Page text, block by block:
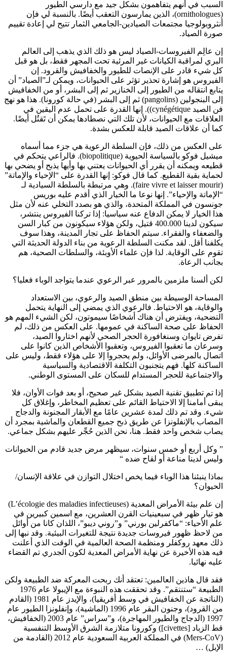
السبب في أنهم يتفاهمون بشكل جيد مع دارسي الطيور
(ornithologues)، الذين يمارسون التعقب أيضًا. بالنسبة لي فإن
أنثروبولوجيا مجتمعات الصيادين-الجامعي الثمار تتيح لي إعادة تقييم
صورة الصياد.
إن عالِم الفيروسات-الصياد ليس هو ذلك الذي يذهب إلى العالم
البري لمراقبة الكيانات غير المرئية تحت المجهر فقط، بل هو قبل
كل شيء قادر على الإنصات للطيور والخفافيش والقرود. إن
الفيروس هو إشارة تحذير تؤثر على الحيوانات، ويمكن لـ”الصياد” أن
يتابع انتقاله من الطيور إلى الخنازير ثم إلى البشر، أو من الخفافيش
إلى البنجولين (pangolins) ثم إلى البشر (في حالة كورونا). هذا هو نهج
فن الصيد cynégétique)). إنها القدرة على تحمل عدم اليقين في
العلاقات مع الحيوانات، لأن تلك التي نصطادها يمكن أن تَقتُل أيضًا.
كما أن علاقات الصيد قابلة للعكس بشدة.
على العكس من ذلك، فإن السلطة الرعوية هي جزء مما أسماه
ميشيل فوكو بالسياسة الحيوية (biopolitique). فالراعي يتحكم في
قطيعه ويمكنه أن يقرر أي الحيوانات يعتني بها وأيها يذبح أو يضحي بها
لحماية بقية القطيع. كما قال فوكو: إنها القدرة على “الإحياء والإماتة”
(faire vivre et laisser mourir). وهي مرتبطة بالسلطة السيادية لـ
“الإماتة والإحياء”. إنها نوعا ما الخيار الذي أقدم عليه بوريس
جونسون في المملكة المتحدة، والذي هو بصدد التخلي عنه لأن مثل
هذا الخيار لا يمكن الدفاع عنه سياسيا: إذا تركنا الفيروس ينتشر،
سيكون لدينا 400.000 قتيل، ولكن هؤلاء سيكونون من كبار السن
والضعفاء والفقراء. سيتم الحفاظ على تجار المدينة، وهذا سوف
يكلفنا أقل. لقد مكنت السلطة الرعوية من بناء الدولة الحديثة التي
تقوم على الوقاية. لذا فإن علماء الأوبئة، والسلطات الصحية، هم
بجانب الرعاة.
لكن ألسنا ملزمين بالمرور عبر الرعوي عندما يتواجد الوباء فعليا؟
المساحة الوسيطة بين منطق الصيد والرعوي، بين الاستعداد
والوقاية، هو الاحتياط. فالرعوي الذي يمضي إلى النهاية يتحمل
التضحية، ويفترض أن هناك أشخاصًا سيموتون، لكن الشيء المهم هو
الحفاظ على صحة الساكنة في عمومها. على العكس من ذلك، لم
تفرض تايوان وسنغافورة الحجر الصحي لأنهم اختاروا الصيد،
وسرعان ما تعقبوا الفيروس، وتعقبوا الأشخاص الذين كانوا على
اتصال بالمرضى الأوائل، ولم يحجروا إلا على هؤلاء فقط، وليس على
الساكنة كلها. فهم يتجنبون التكلفة الاقتصادية والسياسية
والاجتماعية للحجر المستدام للسكان على المستوى الوطني.
إذا تم تطبيق تقنية الصيد بشكل غير صحيح، أو بعد فوات الأوان، فلا
يبقى أمامنا إلا الاحتياط القائم على تعظيم المخاطر، وإغلاق كل
شيء. وقد تم ذلك لمدة عشرين عامًا مع الأبقار المجنونة والدجاج
المصاب بالإنفلونزا عن طريق ذبح جميع القطعان والماشية بمجرد أن
يصاب شخص واحد فقط. هنا، نحن الذين حُجِّر عليهم بشكل جماعي.
” وكل أربع أو خمس سنوات، سيظهر مرض جديد قادم من الحيوانات
وليس لدينا مناعة أو لقاح ضده “
بماذا ينبئنا هذا الوباء فيما يخص اختلال التوازن في علاقة الإنسان/
الحيوان؟
إن علم بيئة الأمراض المعدية (L’écologie des maladies infectieuses)
هو تيار ظهر في سبعينيات القرن العشرين، مع اسمين كبيرين في
علم الأحياء: “ماكفرلين بورني” و”روني ديبو”، اللذان كانا من أوائل
من لاحظ ظهور فيروسات جديدة نتيجة للتغيرات البيئية. وقد نبها إلى
ذلك معهد روكفلر ومنظمة الصحة العالمية في الوقت الذي أعلنت
فيه هذه الأخيرة عن نهاية الأمراض المعدية لكون الجدري تم القضاء
عليه نهائيا.
فقد قال هاذين العالمين: تعتقد أنك ربحت المعركة ضد الطبيعة ولكن
الطبيعة “ستنتقم”. وقد تحققت هذه النبوءة مع الإيبولا عام 1976
(الناتجة عن الخفافيش في وسط أفريقيا)، والإيدز عام 1981 (القادم
من القرود)، وجنون البقر عام 1996 (الماشية)، وإنفلونزا الطيور عام
1997 (الدجاج والطيور المهاجرة)، و”سراس” عام 2003 (الخفافيش،
قط الزباد [civettes]) وكورونا متلازمة الشرق الأوسط التنفسية
(Mers-CoV) في المملكة العربية السعودية عام 2012 (القادمة من
الإبل) …